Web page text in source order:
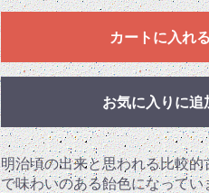
カートに入れる
お気に入りに追
明治頃の出来と思われる比較
で味わいのある飴色になって